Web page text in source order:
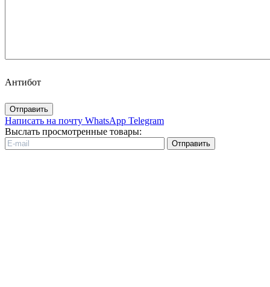
Антибот
Отправить
Написать на почту WhatsApp Telegram
Выслать просмотренные товары:
Отправить